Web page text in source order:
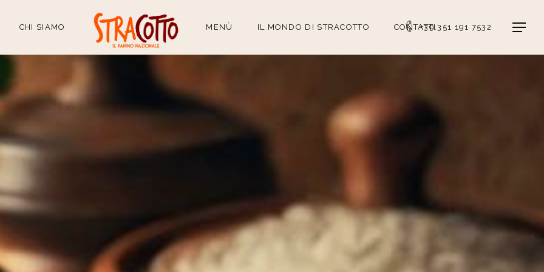
CHI SIAMO MENÙ IL MONDO DI STRACOTTO CONTATTI+39.351 191 7532 Menu